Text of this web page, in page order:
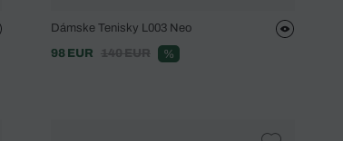
Dámske Tenisky L003 Neo
98 EUR
140 EUR %